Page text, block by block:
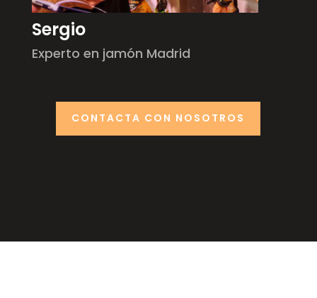
Sergio
Experto en jamón Madrid
CONTACTA CON NOSOTROS